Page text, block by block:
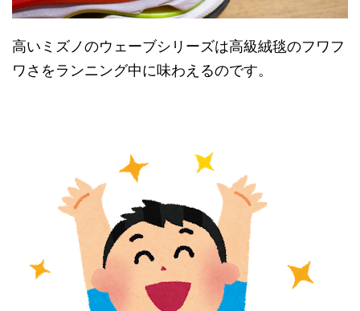
高いミズノのウェーブシリーズは高級絨毯のフワフ
ワさをランニング中に味わえるのです。